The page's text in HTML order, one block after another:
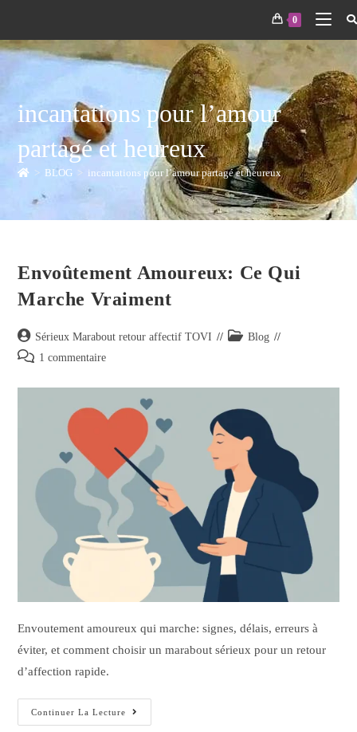
0
incantations pour l’amour
partagé et heureux
> BLOG > incantations pour l’amour partagé et heureux
Envoûtement Amoureux: Ce Qui
Marche Vraiment
Sérieux Marabout retour affectif TOVI
Blog
1 commentaire
Envoutement amoureux qui marche: signes, délais, erreurs à
éviter, et comment choisir un marabout sérieux pour un retour
d’affection rapide.
Continuer La Lecture